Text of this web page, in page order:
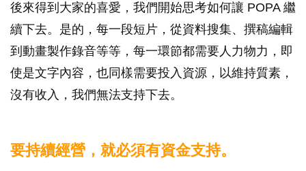
後來得到大家的喜愛，我們開始思考如何讓 POPA 繼
續下去。是的，每一段短片，從資料搜集、撰稿編輯
到動畫製作錄音等等，每一環節都需要人力物力，即
使是文字內容，也同樣需要投入資源，以維持質素，
沒有收入，我們無法支持下去。
要持續經營，就必須有資金支持。